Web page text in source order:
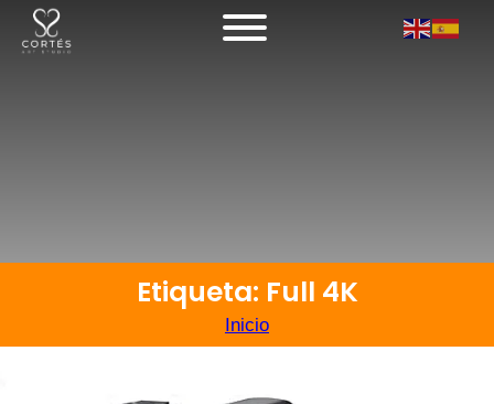
Etiqueta: Full 4K
Inicio